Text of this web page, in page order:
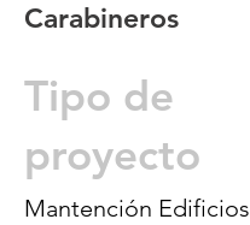
Carabineros
Tipo de
proyecto
Mantención Edificios